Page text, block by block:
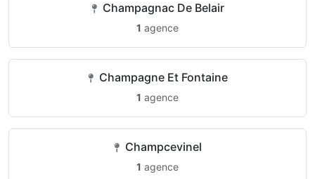
Champagnac De Belair
1 agence
Champagne Et Fontaine
1 agence
Champcevinel
1 agence